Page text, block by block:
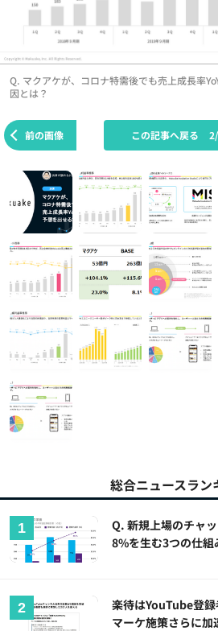
Q. マクアケが、コロナ特需後でも売上成長率
因とは？
前の画像 この記事へ戻る
総合ニュースラン
Q. 新規上場のチャ
8%を生む3つの仕組
楽待はYouTube登
マーケ施策さらに加